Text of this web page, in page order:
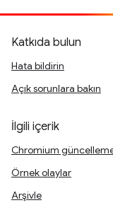
Katkıda bulun
Hata bildirin
Açık sorunlara bakın
İlgili içerik
Chromium
Örnek olaylar
Arşivle